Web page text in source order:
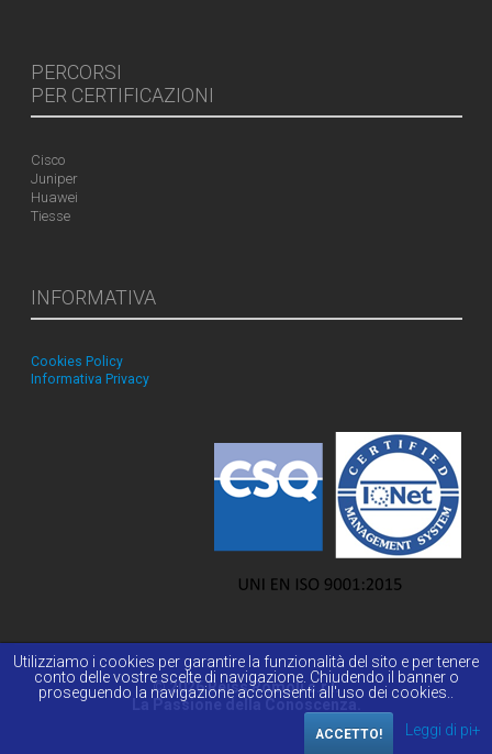
PERCORSI
PER CERTIFICAZIONI
Cisco
Juniper
Huawei
Tiesse
INFORMATIVA
Cookies Policy
Informativa Privacy
© 2026 Reiss Romoli s.r.l.
La Passione della Conoscenza.
Utilizziamo i cookies per garantire la funzionalità del sito e per tenere
conto delle vostre scelte di navigazione. Chiudendo il banner o
proseguendo la navigazione acconsenti all'uso dei cookies..
ACCETTO! Leggi di pi+